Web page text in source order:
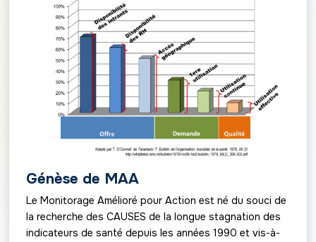
Génèse de MAA
Le Monitorage Amélioré pour Action est né du souci de
la recherche des CAUSES de la longue stagnation des
indicateurs de santé depuis les années 1990 et vis-à-